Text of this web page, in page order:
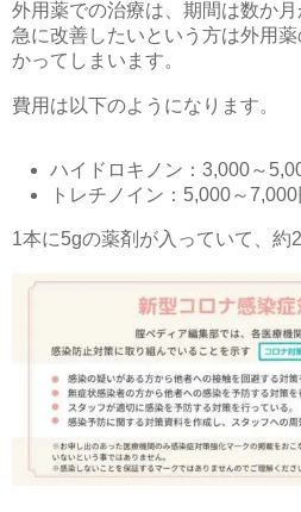
外用薬での治療は、期間は数か
急に改善したいという方は外用
かってしまいます。
費用は以下のようになります。
ハイドロキノン：3,000～
トレチノイン：5,000～7,000
1本に5gの薬剤が入っていて、約